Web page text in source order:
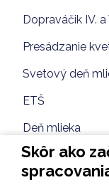
Dopraváčik IV.
Presádzanie
Svetový deň
ETŠ
Deň mlieka
Kreatívna
Aktivita V.
Skôr ako